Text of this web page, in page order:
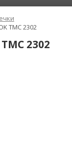
TMC 2302
2302